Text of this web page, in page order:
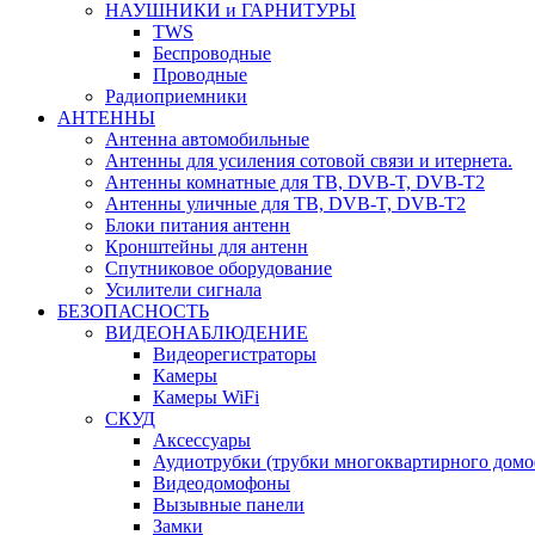
НАУШНИКИ и ГАРНИТУРЫ
TWS
Беспроводные
Проводные
Радиоприемники
АНТЕННЫ
Антенна автомобильные
Антенны для усиления сотовой связи и итернета.
Антенны комнатные для ТВ, DVB-T, DVB-T2
Антенны уличные для ТВ, DVB-T, DVB-T2
Блоки питания антенн
Кронштейны для антенн
Спутниковое оборудование
Усилители сигнала
БЕЗОПАСНОСТЬ
ВИДЕОНАБЛЮДЕНИЕ
Видеорегистраторы
Камеры
Камеры WiFi
СКУД
Аксессуары
Аудиотрубки (трубки многоквартирного
Видеодомофоны
Вызывные панели
Замки